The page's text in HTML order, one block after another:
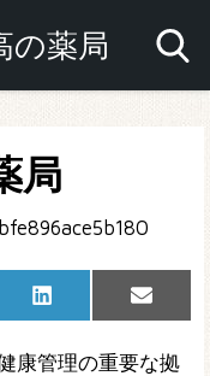
局
Share
on
LinkedIn
Share
on
Email
康管理の重要な拠